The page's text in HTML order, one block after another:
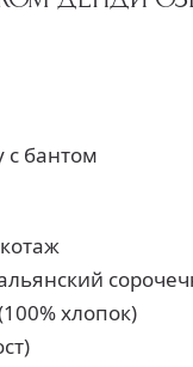
с бантом
хлопок)